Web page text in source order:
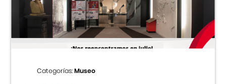
Centro Cultural Peruano Japonés
Museo de la Inmigración Japonesa
Categorías:Museo